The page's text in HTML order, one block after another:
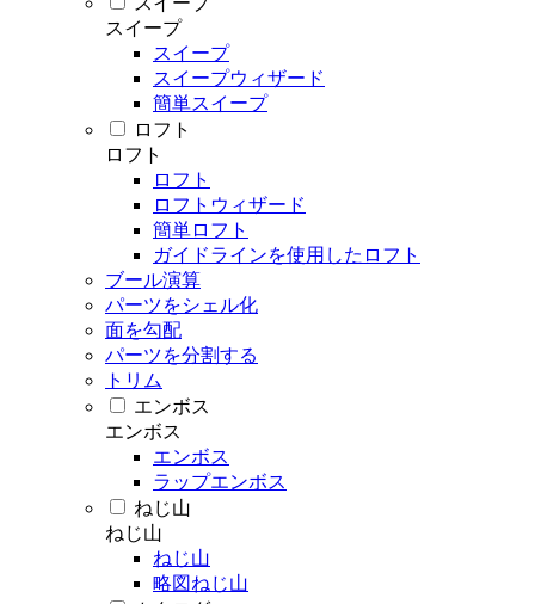
スイープ
スイープ
スイープウィザード
簡単スイープ
ロフト
ロフト
ロフト
ロフトウィザード
簡単ロフト
ガイドラインを使用したロフト
ブール演算
パーツをシェル化
面を勾配
パーツを分割する
トリム
エンボス
エンボス
エンボス
ラップエンボス
ねじ山
ねじ山
ねじ山
略図ねじ山